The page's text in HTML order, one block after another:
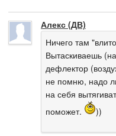
Алекс (ДВ)
Ничего там
Вытаскиваешь
дефлектор
не помню, надо
на себя
поможет.
))